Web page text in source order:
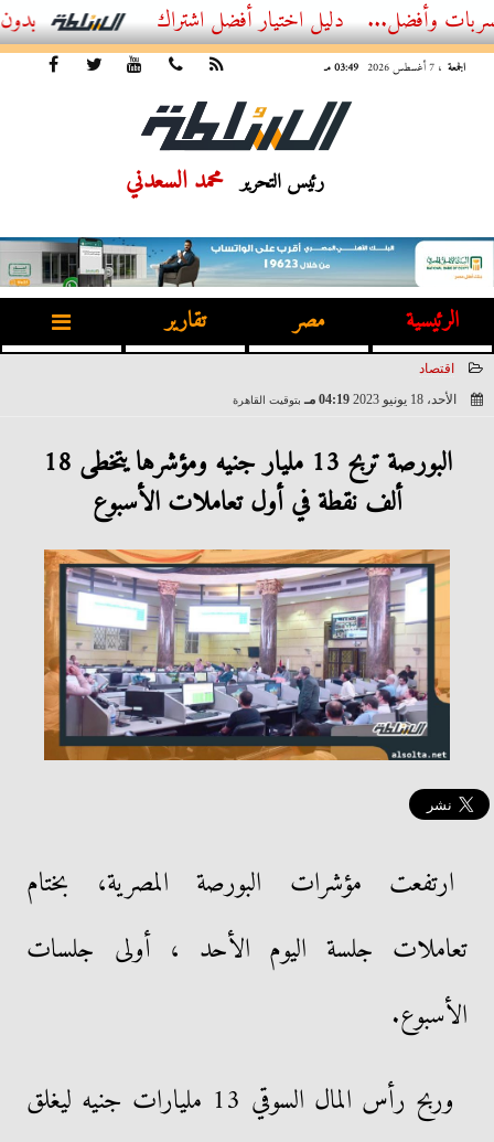
أفضل اشتراك IPTV بدون تقطيع 2026 – دليل المشاهد العصري
الجمعة ، 7 أغسطس 2026 03:49 مـ
رئيس التحرير محمد السعدني
الرئيسية مصر تقارير
اقتصاد
الأحد، 18 يونيو 2023
04:19 مـ بتوقيت القاهرة
البورصة تربح 13 مليار جنيه ومؤشرها يتخطى 18
ألف نقطة في أول تعاملات الأسبوع
ارتفعت مؤشرات البورصة المصرية، بختام
تعاملات جلسة اليوم الأحد ، أولى جلسات
الأسبوع.
وربح رأس المال السوقي 13 مليارات جنيه ليغلق